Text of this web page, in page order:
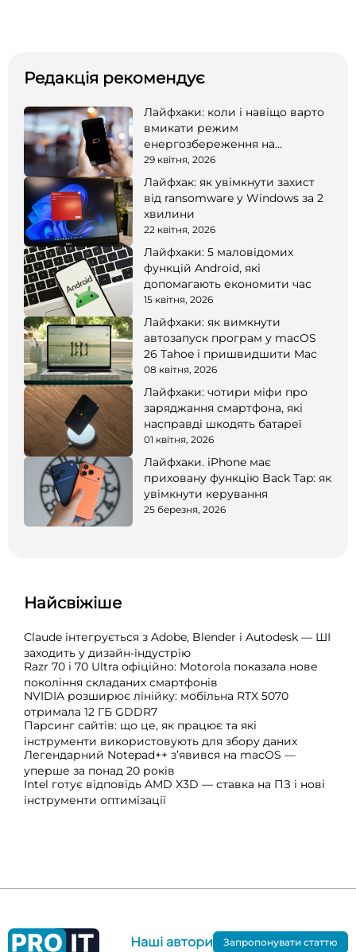
Редакція рекомендує
Лайфхаки: коли і навіщо варто
вмикати режим
енергозбереження на
смартфоні
29 квітня, 2026
Лайфхак: як увімкнути захист
від ransomware у Windows за 2
хвилини
22 квітня, 2026
Лайфхаки: 5 маловідомих
функцій Android, які
допомагають економити час
15 квітня, 2026
Лайфхаки: як вимкнути
автозапуск програм у macOS
26 Tahoe і пришвидшити Mac
08 квітня, 2026
Лайфхаки: чотири міфи про
заряджання смартфона, які
насправді шкодять батареї
01 квітня, 2026
Лайфхаки. iPhone має
приховану функцію Back Tap: як
увімкнути керування
25 березня, 2026
Найсвіжіше
Claude інтегрується з Adobe, Blender і Autodesk — ШІ
заходить у дизайн-індустрію
Razr 70 і 70 Ultra офіційно: Motorola показала нове
покоління складаних смартфонів
NVIDIA розширює лінійку: мобільна RTX 5070
отримала 12 ГБ GDDR7
Парсинг сайтів: що це, як працює та які
інструменти використовують для збору даних
Легендарний Notepad++ з’явився на macOS —
уперше за понад 20 років
Intel готує відповідь AMD X3D — ставка на ПЗ і нові
інструменти оптимізації
Наші автори Запропонувати статтю